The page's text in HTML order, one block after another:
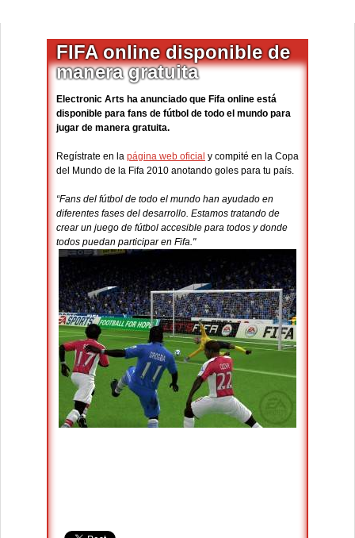
FIFA online disponible de
manera gratuita
Electronic Arts ha anunciado que Fifa online está
disponible para fans de fútbol de todo el mundo para
jugar de manera gratuita.
Regístrate en la página web oficial y compité en la Copa
del Mundo de la Fifa 2010 anotando goles para tu país.
“Fans del fútbol de todo el mundo han ayudado en
diferentes fases del desarrollo. Estamos tratando de
crear un juego de fútbol accesible para todos y donde
todos puedan participar en Fifa."